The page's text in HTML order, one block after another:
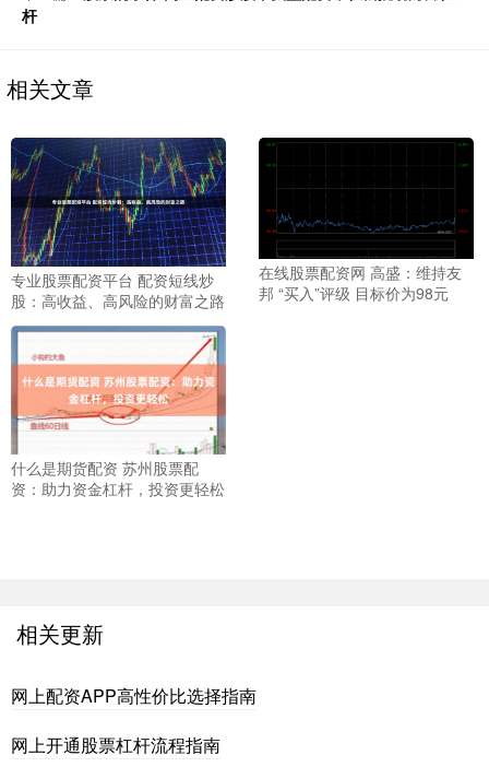
杆
相关文章
专业股票配资平台 配资短线炒
股：高收益、高风险的财富之路
在线股票配资网 高盛：维持友
邦 “买入”评级 目标价为98元
什么是期货配资 苏州股票配
资：助力资金杠杆，投资更轻松
相关更新
网上配资APP高性价比选择指南
网上开通股票杠杆流程指南